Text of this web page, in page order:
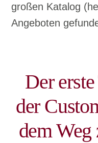
großen Katalog
Angeboten
Der
der
dem